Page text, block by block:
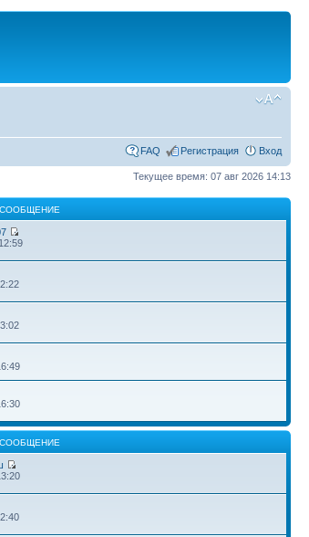
FAQ Регистрация Вход
Текущее время: 07 авг 2026 14:13